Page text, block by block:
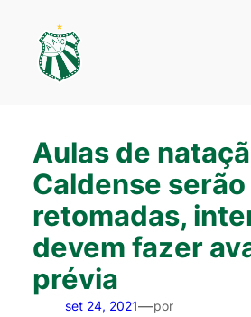
conteúdo
Aulas de
Caldense serão
retomadas,
devem fazer
prévia
set 24, 2021—por